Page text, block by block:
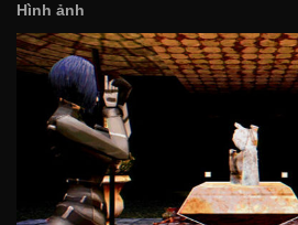
Hình ảnh